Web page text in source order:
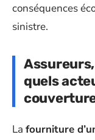
conséquences
sinistre.
quels
La fourniture